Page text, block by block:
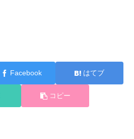
Facebook はてブ
コピー